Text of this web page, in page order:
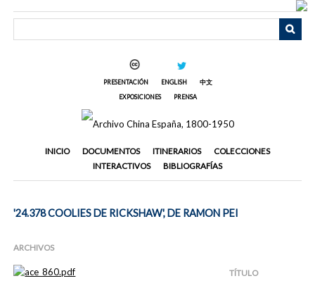
PRESENTACIÓN ENGLISH
中文
EXPOSICIONES
PRENSA
INICIO DOCUMENTOS ITINERARIOS
COLECCIONES
INTERACTIVOS
BIBLIOGRAFÍAS
'24.378 COOLIES DE RICKSHAW', DE RAMON PEI
ARCHIVOS
TÍTULO